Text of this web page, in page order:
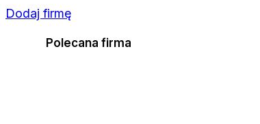
Dodaj firmę
Polecana firma